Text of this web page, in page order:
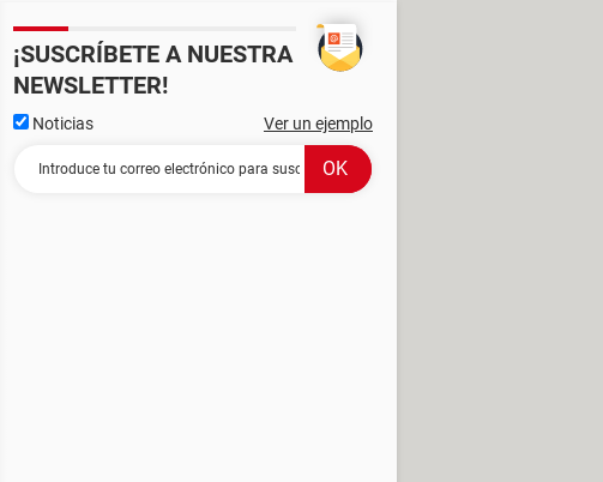
¡SUSCRÍBETE A NUESTRA
NEWSLETTER!
Noticias Ver un ejemplo